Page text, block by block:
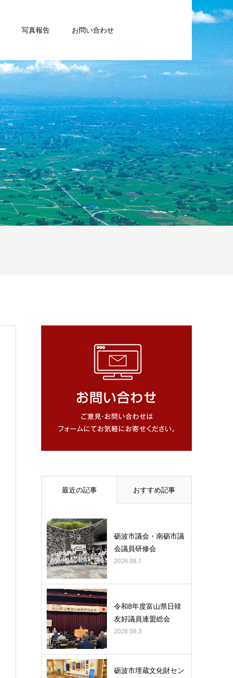
写真報告 お問い合わせ
最近の記事 おすすめ記事
砺波市議会・南砺市議
会議員研修会
2026.08.7
令和8年度富山県日韓
友好議員連盟総会
2026.08.3
砺波市埋蔵文化財セン